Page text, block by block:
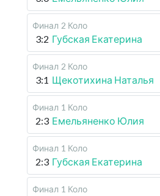
Финал 2 Коло
3:2 Губская Екатерина
Финал 2 Коло
3:1 Щекотихина Наталья
Финал 1 Коло
2:3 Емельяненко Юлия
Финал 1 Коло
2:3 Губская Екатерина
Финал 1 Коло